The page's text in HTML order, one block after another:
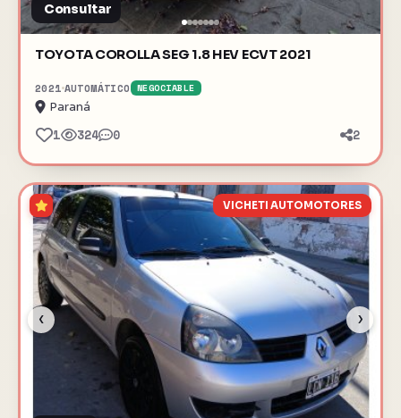
Consultar
TOYOTA COROLLA SEG 1.8 HEV ECVT 2021
2021 AUTOMÁTICO NEGOCIABLE
Paraná
1 324 0 2
‹ ›
VICHETI AUTOMOTORES